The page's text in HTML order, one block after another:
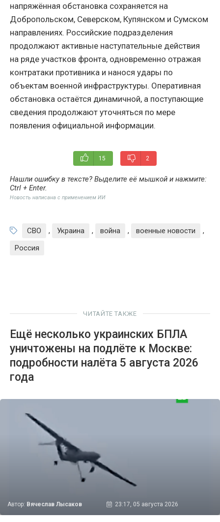
напряжённая обстановка сохраняется на
Добропольском, Северском, Купянском и Сумском
направлениях. Российские подразделения
продолжают активные наступательные действия
на ряде участков фронта, одновременно отражая
контратаки противника и нанося удары по
объектам военной инфраструктуры. Оперативная
обстановка остаётся динамичной, а поступающие
сведения продолжают уточняться по мере
появления официальной информации.
15 2
Нашли ошибку в тексте? Выделите её мышкой и нажмите:
Ctrl + Enter.
Новость написана с применением ИИ
СВО , Украина , война , военные новости
,
Россия
ЧИТАЙТЕ ТАКЖЕ
Ещё несколько украинских БПЛА
уничтожены на подлёте к Москве:
подробности налёта 5 августа 2026
года
Автор: Вячеслав Лысаков 23:17, 05 августа 2026